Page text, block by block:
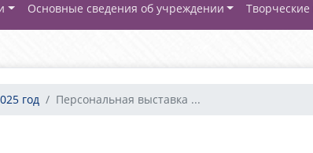
Основные сведения об учреждении
год Персональная выставка ...